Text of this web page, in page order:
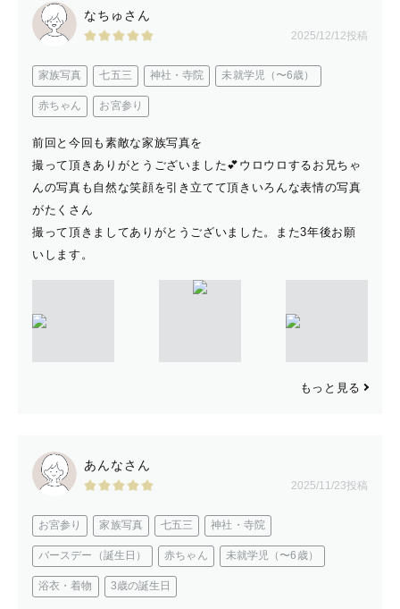
なちゅさん
2025/12/12投稿
家族写真 七五三 神社・寺院 未就学児（〜6歳）
赤ちゃん お宮参り
前回と今回も素敵な家族写真を
撮って頂きありがとうございました💕ウロウロするお兄ちゃ
んの写真も自然な笑顔を引き立てて頂きいろんな表情の写真
がたくさん
撮って頂きましてありがとうございました。また3年後お願
いします。
もっと見る
あんなさん
2025/11/23投稿
お宮参り 家族写真 七五三 神社・寺院
バースデー（誕生日） 赤ちゃん 未就学児（〜6歳）
浴衣・着物 3歳の誕生日